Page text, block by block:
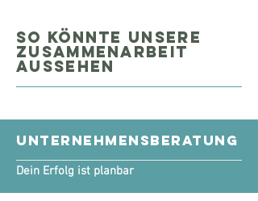
so könnte unsere
zusammenarbeit
aussehen
Unternehmensberatung
Dein Erfolg ist planbar